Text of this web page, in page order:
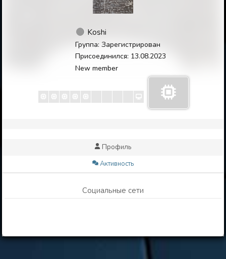
Koshi
Группа: Зарегистрирован
Присоединился: 13.08.2023
New member
Профиль
Активность
Социальные сети